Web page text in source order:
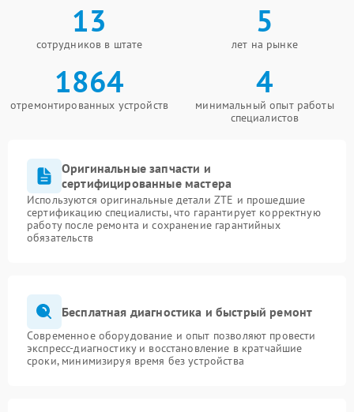
13
сотрудников в штате
5
лет на рынке
1864
отремонтированных устройств
4
минимальный опыт работы
специалистов
Оригинальные запчасти и
сертифицированные мастера
Используются оригинальные детали ZTE и прошедшие
сертификацию специалисты, что гарантирует корректную
работу после ремонта и сохранение гарантийных
обязательств
Бесплатная диагностика и быстрый ремонт
Современное оборудование и опыт позволяют провести
экспресс-диагностику и восстановление в кратчайшие
сроки, минимизируя время без устройства